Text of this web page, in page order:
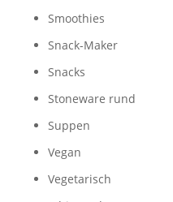
Smoothies
Snack-Maker
Snacks
Stoneware rund
Suppen
Vegan
Vegetarisch